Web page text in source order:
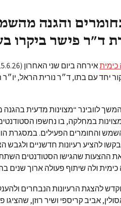
והגנה
ד״ר פישר ביקרו
יחד עם בתו, ד״ר נורית הראל,
לוובינר “מצוינות מדעית
במחלקה, בו נחשפו
והחומרים הפעילים. במסגרת
להציע רעיונות חדשניים ולגבש
ההצעות שהגישו הסטודנטים
ולה שיתוף פעולה ארוך שנים
להצגת הרעיונות הנבחרים
אביב קריספי ושיר רוזן,